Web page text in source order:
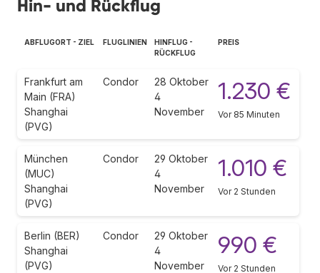
Hin- und Rückflug
ABFLUGORT - ZIEL FLUGLINIEN
HINFLUG -
RÜCKFLUG
PREIS
Frankfurt am
Main (FRA)
Shanghai
(PVG)
Condor
28 Oktober
4
November
1.230 €
Vor 85 Minuten
München
(MUC)
Shanghai
(PVG)
Condor
29 Oktober
4
November
1.010 €
Vor 2 Stunden
Berlin (BER)
Shanghai
(PVG)
Condor
29 Oktober
4
November
990 €
Vor 2 Stunden